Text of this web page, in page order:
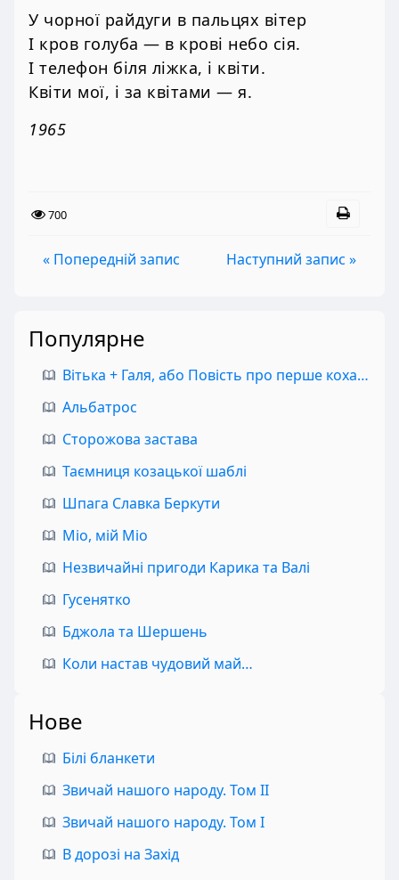
У чорної райдуги в пальцях вітер
І кров голуба — в крові небо сія.
І телефон біля ліжка, і квіти.
Квіти мої, і за квітами — я.
1965
700
« Попередній запис Наступний запис »
Популярне
Вітька + Галя, або Повість про перше кохання
Альбатрос
Сторожова застава
Таємниця козацької шаблі
Шпага Славка Беркути
Міо, мій Міо
Незвичайні пригоди Карика та Валі
Гусенятко
Бджола та Шершень
Коли настав чудовий май…
Нове
Білі бланкети
Звичай нашого народу. Том II
Звичай нашого народу. Том I
В дорозі на Захід